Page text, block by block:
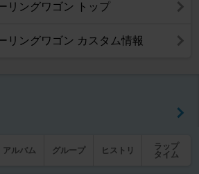
リングワゴン トップ
リングワゴン カスタム情報
アルバム グループ ヒストリ
ラップ
タイム